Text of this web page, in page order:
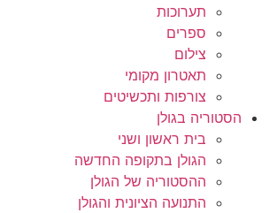
תערוכות
ספרים
צילום
תאטרון מקומי
צורפות ותכשיטים
הסטוריה בגולן
בית ראשון ושני
הגולן בתקופה החדשה
ההסטוריה של הגולן
התנועה הציונית והגולן